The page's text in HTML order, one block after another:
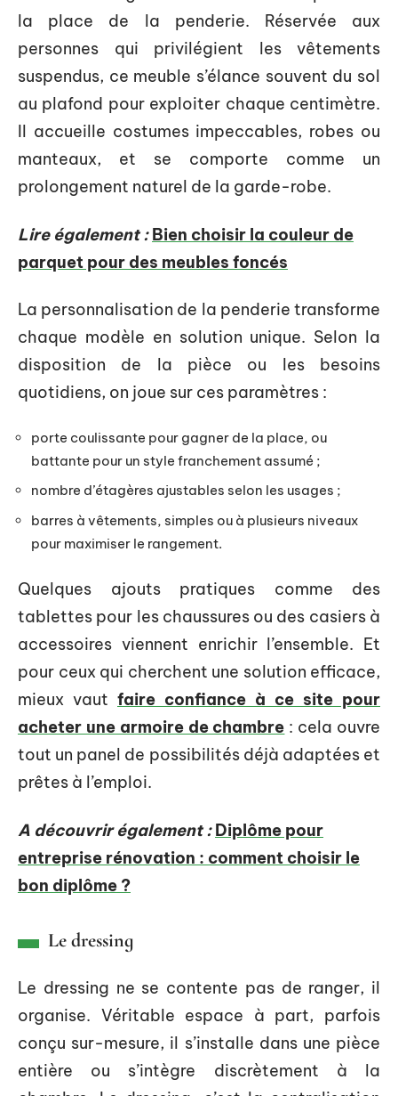
la place de la penderie. Réservée aux
personnes qui privilégient les vêtements
suspendus, ce meuble s’élance souvent du sol
au plafond pour exploiter chaque centimètre.
Il accueille costumes impeccables, robes ou
manteaux, et se comporte comme un
prolongement naturel de la garde-robe.
Lire également : Bien choisir la couleur de
parquet pour des meubles foncés
La personnalisation de la penderie transforme
chaque modèle en solution unique. Selon la
disposition de la pièce ou les besoins
quotidiens, on joue sur ces paramètres :
porte coulissante pour gagner de la place, ou
battante pour un style franchement assumé ;
nombre d’étagères ajustables selon les usages ;
barres à vêtements, simples ou à plusieurs niveaux
pour maximiser le rangement.
Quelques ajouts pratiques comme des
tablettes pour les chaussures ou des casiers à
accessoires viennent enrichir l’ensemble. Et
pour ceux qui cherchent une solution efficace,
mieux vaut faire confiance à ce site pour
acheter une armoire de chambre : cela ouvre
tout un panel de possibilités déjà adaptées et
prêtes à l’emploi.
A découvrir également : Diplôme pour
entreprise rénovation : comment choisir le
bon diplôme ?
Le dressing
Le dressing ne se contente pas de ranger, il
organise. Véritable espace à part, parfois
conçu sur-mesure, il s’installe dans une pièce
entière ou s’intègre discrètement à la